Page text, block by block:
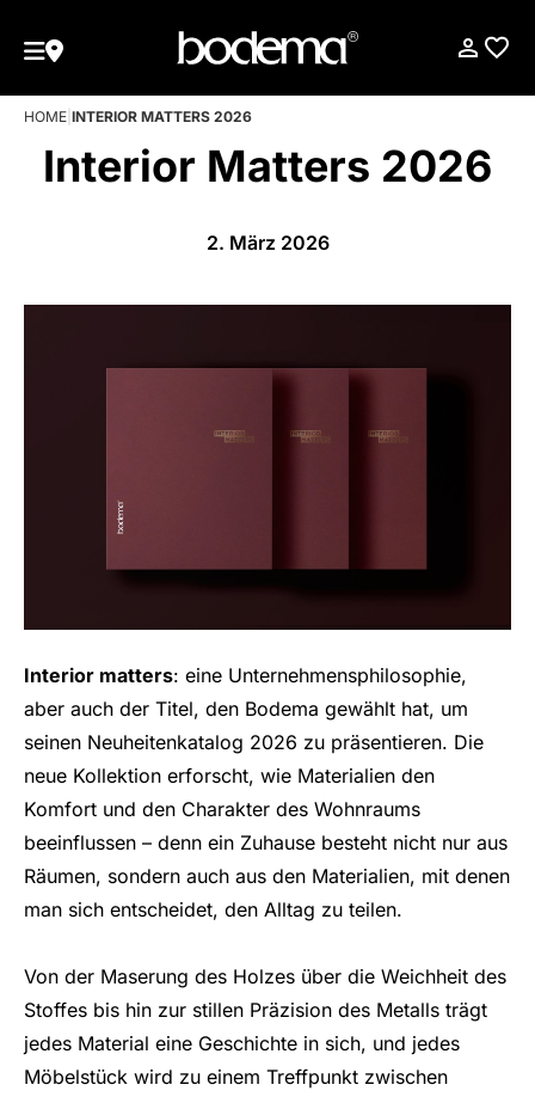
HOME INTERIOR MATTERS 2026
Interior Matters 2026
2. März 2026
Interior matters: eine Unternehmensphilosophie,
aber auch der Titel, den Bodema gewählt hat, um
seinen Neuheitenkatalog 2026 zu präsentieren. Die
neue Kollektion erforscht, wie Materialien den
Komfort und den Charakter des Wohnraums
beeinflussen – denn ein Zuhause besteht nicht nur aus
Räumen, sondern auch aus den Materialien, mit denen
man sich entscheidet, den Alltag zu teilen.
Von der Maserung des Holzes über die Weichheit des
Stoffes bis hin zur stillen Präzision des Metalls trägt
jedes Material eine Geschichte in sich, und jedes
Möbelstück wird zu einem Treffpunkt zwischen